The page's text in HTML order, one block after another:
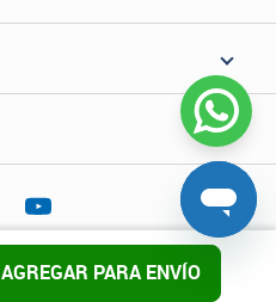
AGREGAR PARA ENVÍO
derechos reservados.